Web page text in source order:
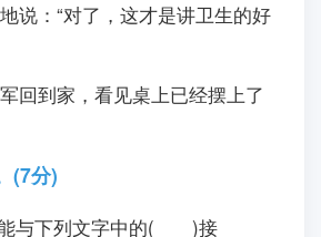
：“对了，这才是讲卫生的好
到家，看见桌上已经摆上了
(7分)
能与下列文字中的( )接